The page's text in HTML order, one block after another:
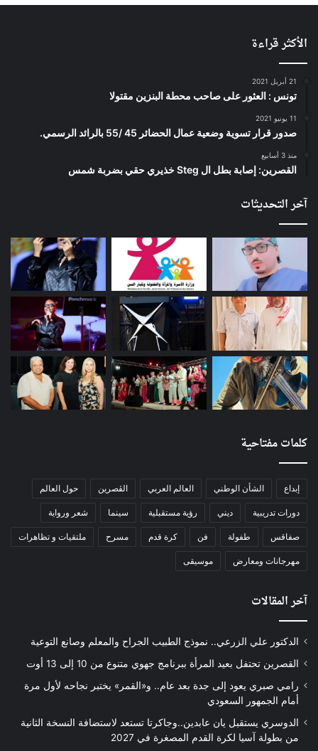
الأكثر قراءة
21 أبريل 2021
تونس : العثور على صاحب محطة البنزين مقتولا
11 يونيو 2021
صدور قرار تسوية وضعية عمال الحضائر 45 /55 بالرائد الرسمي.
منذ 3 أسابيع
القصرين: إصابة بطل ال Steg خذيري حقي بضربة شمس
آخر التحديثات
كلمات مفتاحية
إبداع الشأن الوطني العالم العربي الڨصرين حول العالم
دورات تدريبية ديني رؤية مستقبلية سينما شعر ورواية
صفاقس طفولة فن كرة قدم مسرح ملتقيات و تظاهرات
مهرجانات ومعارض موسيقى
آخر المقالات
الدكتور علي الزرعي.. نموذج الطبيب الجراح والمعلم وصانع التوعية
القصرين تحتفل بعيد المرأة ببرنامج جهوي متنوع من 10 إلى 13 أوت
رامي صبري يعود إلى جدة بعد عام.. و«القمر» يختبر نجاحه لأول مرة
أمام الجمهور السعودي
الدوسري يستقبل يان عابدين..وجاكرتا تستعد لاستضافة النسخة الثانية
من بطولة آسيا لكرة القدم المصغرة في 2027